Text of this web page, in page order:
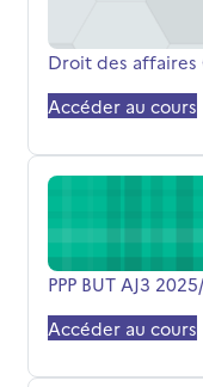
Nom du cours
Droit des affaires
Accéder au cours
PPP BUT AJ3 2025/
Nom du cours
PPP BUT AJ3
Accéder au cours